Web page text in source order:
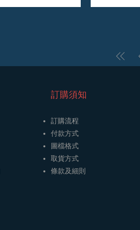
訂購須知
訂購流程
​付款方式
圖檔格式
取貨方式
條款及細則